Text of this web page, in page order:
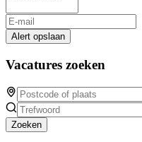
Alert opslaan
Vacatures zoeken
Zoeken